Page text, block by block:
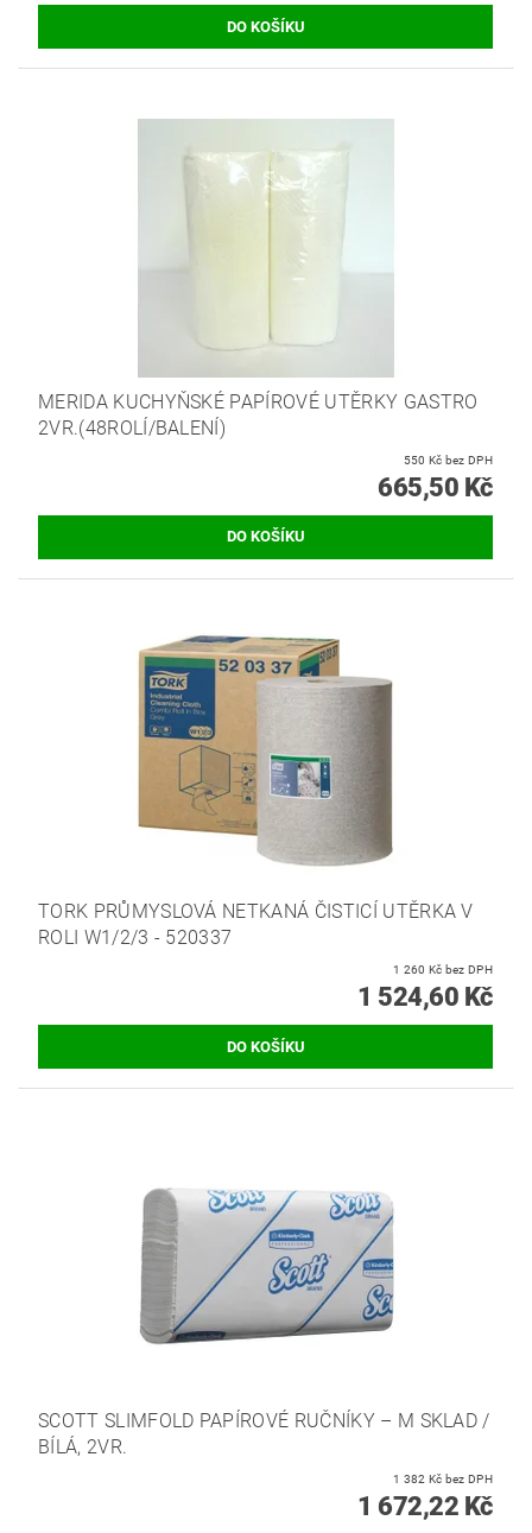
MERIDA KUCHYŇSKÉ PAPÍROVÉ UTĚRKY GASTRO
2VR.(48ROLÍ/BALENÍ)
550 Kč bez DPH
665,50 Kč
TORK PRŮMYSLOVÁ NETKANÁ ČISTICÍ UTĚRKA V
ROLI W1/2/3 - 520337
1 260 Kč bez DPH
1 524,60 Kč
SCOTT SLIMFOLD PAPÍROVÉ RUČNÍKY – M SKLAD /
BÍLÁ, 2VR.
1 382 Kč bez DPH
1 672,22 Kč